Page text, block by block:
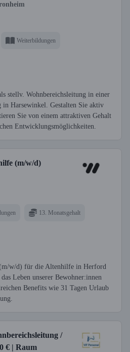
Weiterbildungen
stellv. Wohnbereichsleitung in einer
in Harsewinkel. Gestalten Sie aktiv
Sie von einem attraktiven Gehalt
Entwicklungsmöglichkeiten.
(m/w/d)
13. Monatsgehalt
w/d) für die Altenhilfe in Herford
Leben unserer Bewohner:innen
Benefits wie 31 Tagen Urlaub
/
€ | Raum